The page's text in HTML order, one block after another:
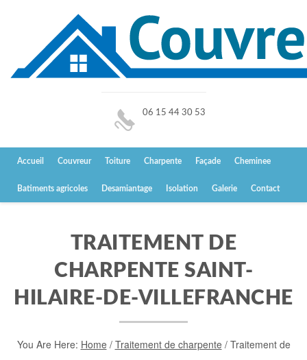
06 15 44 30 53
Accueil Couvreur Toiture Charpente Façade Cheminee
Batiments agricoles Desamiantage Isolation Galerie Contact
TRAITEMENT DE
CHARPENTE SAINT-
HILAIRE-DE-VILLEFRANCHE
You Are Here: Home/ Traitement de charpente/ Traitement de